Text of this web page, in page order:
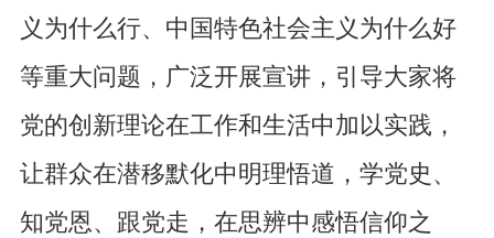
义为什么行、中国特色社会主义为什么好
等重大问题，广泛开展宣讲，引导大家将
党的创新理论在工作和生活中加以实践，
让群众在潜移默化中明理悟道，学党史、
知党恩、跟党走，在思辨中感悟信仰之